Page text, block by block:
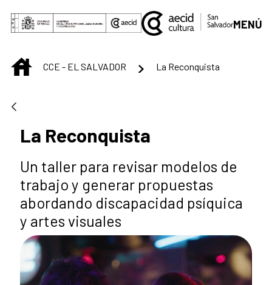
Saut au contenu principal
MENÚ
INICIOCCE - EL SALVADOR La Reconquista
La Reconquista
Un taller para revisar modelos de
trabajo y generar propuestas
abordando discapacidad psíquica
y artes visuales